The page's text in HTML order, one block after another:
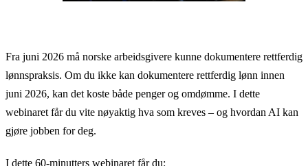
Fra juni 2026 må norske arbeidsgivere kunne dokumentere rettferdig
lønnspraksis. Om du ikke kan dokumentere rettferdig lønn innen
juni 2026, kan det koste både penger og omdømme. I dette
webinaret får du vite nøyaktig hva som kreves – og hvordan AI kan
gjøre jobben for deg.
I dette 60-minutters webinaret får du: